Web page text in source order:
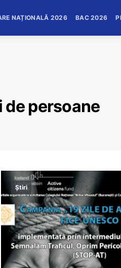
NAȚIONALĂ 2026 BAC 2026
persoane
Știri